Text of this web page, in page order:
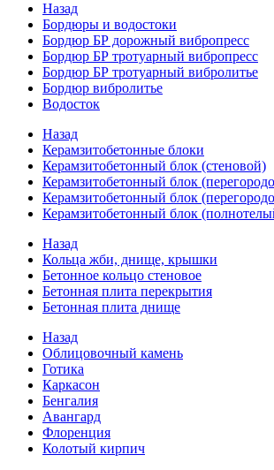
Назад
Бордюры и водостоки
Бордюр БР дорожный вибропресс
Бордюр БР тротуарный вибропресс
Бордюр БР тротуарный вибролитье
Бордюр вибролитье
Водосток
Назад
Керамзитобетонные блоки
Керамзитобетонный блок (стеновой)
Керамзитобетонный блок
Керамзитобетонный блок
Керамзитобетонный блок
Назад
Кольца жби, днище, крышки
Бетонное кольцо стеновое
Бетонная плита перекрытия
Бетонная плита днище
Назад
Облицовочный камень
Готика
Каркасон
Бенгалия
Авангард
Флоренция
Колотый кирпич